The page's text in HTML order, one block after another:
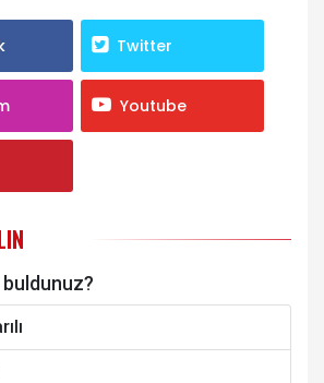
Twitter
Youtube
buldunuz?